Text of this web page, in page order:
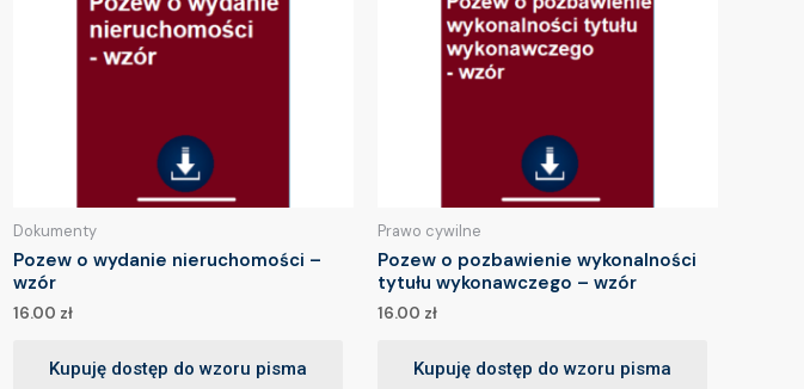
Dokumenty
Pozew o wydanie nieruchomości –
wzór
16.00 zł
Kupuję dostęp do wzoru pisma
Prawo cywilne
Pozew o pozbawienie wykonalności
tytułu wykonawczego – wzór
16.00 zł
Kupuję dostęp do wzoru pisma